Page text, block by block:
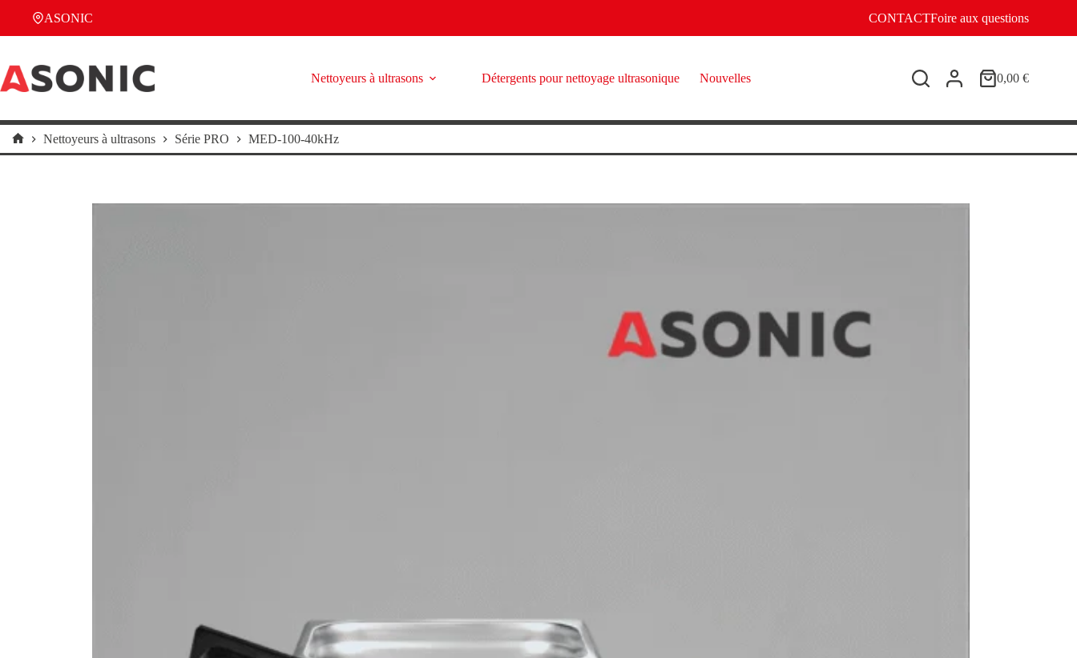
contenu
ASONIC CONTACTFoire aux questions
Nettoyeurs à ultrasons Détergents pour nettoyage ultrasonique Nouvelles
Panier
0,00 €
Accueil
Nettoyeurs à ultrasons Série PRO MED-100-40kHz